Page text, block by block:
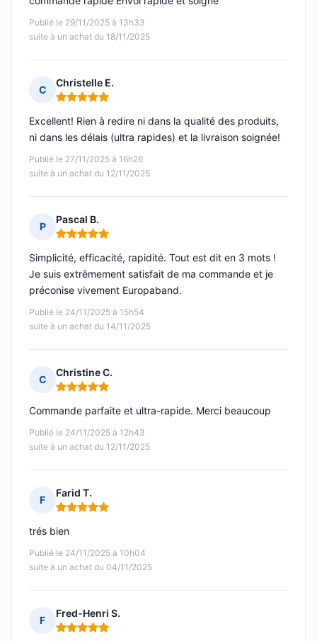
Publié le 29/11/2025 à 13h33
suite à un achat du 18/11/2025
C
Christelle E.
Note : 5 sur 5
Publié le 27/11/2025 à 16h26
suite à un achat du 12/11/2025
Excellent! Rien à redire ni dans la qualité des produits,
ni dans les délais (ultra rapides) et la livraison soignée!
P
Pascal B.
Note : 5 sur 5
Publié le 24/11/2025 à 15h54
suite à un achat du 14/11/2025
Simplicité, efficacité, rapidité. Tout est dit en 3 mots !
Je suis extrêmement satisfait de ma commande et je
préconise vivement Europaband.
C
Christine C.
Note : 5 sur 5
Publié le 24/11/2025 à 12h43
suite à un achat du 12/11/2025
Commande parfaite et ultra-rapide. Merci beaucoup
F
Farid T.
Note : 5 sur 5
Publié le 24/11/2025 à 10h04
suite à un achat du 04/11/2025
trés bien
F
Fred-Henri S.
Note : 5 sur 5